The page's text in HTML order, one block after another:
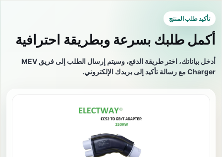
تأكيد طلب المنتج
أكمل طلبك بسرعة وبطريقة احترافية
أدخل بياناتك، اختر طريقة الدفع، وسيتم إرسال الطلب إلى فريق MEV
Charger مع رسالة تأكيد إلى بريدك الإلكتروني.